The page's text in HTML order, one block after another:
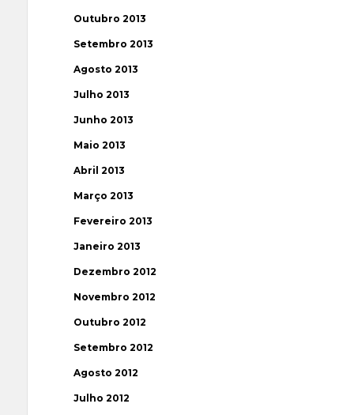
Outubro 2013
Setembro 2013
Agosto 2013
Julho 2013
Junho 2013
Maio 2013
Abril 2013
Março 2013
Fevereiro 2013
Janeiro 2013
Dezembro 2012
Novembro 2012
Outubro 2012
Setembro 2012
Agosto 2012
Julho 2012